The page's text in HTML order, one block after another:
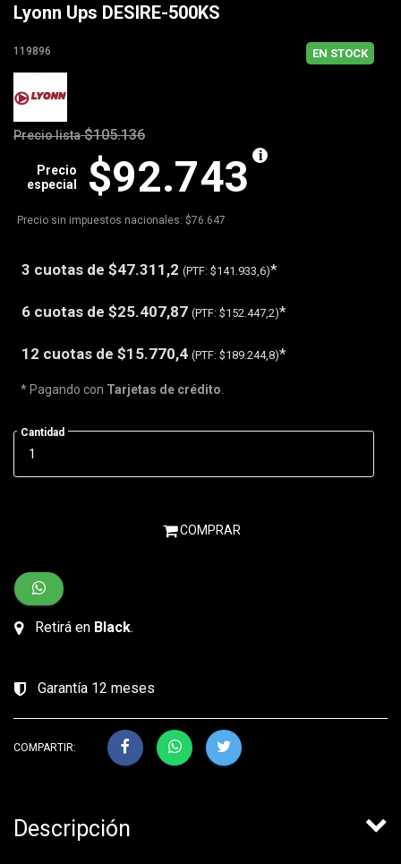
Lyonn Ups DESIRE-500KS
119896 EN STOCK
Precio lista $105.136
$92.743
Precio
especial
Precio sin impuestos nacionales: $76.647
3 cuotas de $47.311,2 (PTF: $141.933,6)*
6 cuotas de $25.407,87 (PTF: $152.447,2)*
12 cuotas de $15.770,4 (PTF: $189.244,8)*
* Pagando con Tarjetas de crédito
Cantidad
COMPRAR
Retirá en Black.
Garantía 12 meses
COMPARTIR:
Descripción